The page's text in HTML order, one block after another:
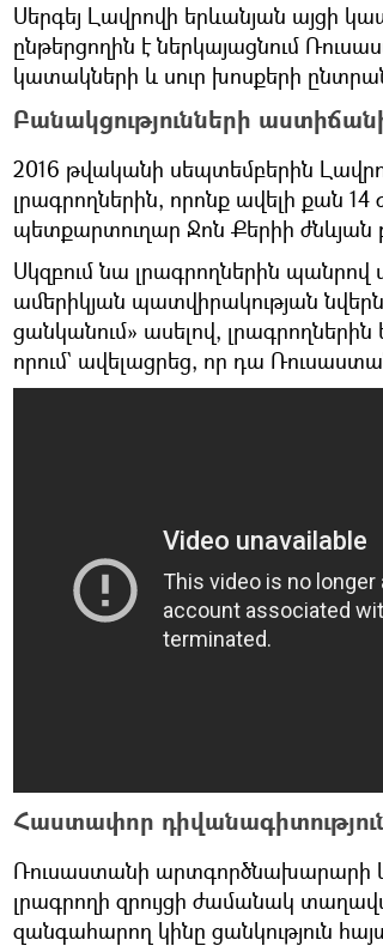
Սերգեյ Լավրովի երևանյան այցի
ընթերցողին է ներկայացնում
կատակների և սուր խոսքերի
Բանակցությունների
2016 թվականի սեպտեմբերին
լրագրողներին, որոնք ավելի քան
պետքարտուղար Ջոն Քերիի ժնևյան
Սկզբում նա լրագրողներին պանրով
ամերիկյան պատվիրակության նվերն
ցանկանում» ասելով,
որում` ավելացրեց, որ դա
Հաստափոր
Ռուսաստանի արտգործնախարարի և
լրագրողի զրույցի ժամանակ
զանգահարող կինը ցանկություն